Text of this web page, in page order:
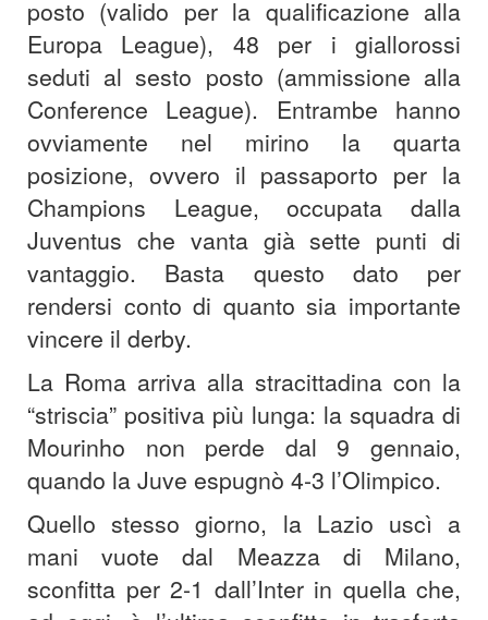
posto (valido per la qualificazione alla
Europa League), 48 per i giallorossi
seduti al sesto posto (ammissione alla
Conference League). Entrambe hanno
ovviamente nel mirino la quarta
posizione, ovvero il passaporto per la
Champions League, occupata dalla
Juventus che vanta già sette punti di
vantaggio. Basta questo dato per
rendersi conto di quanto sia importante
vincere il derby.
La Roma arriva alla stracittadina con la
“striscia” positiva più lunga: la squadra di
Mourinho non perde dal 9 gennaio,
quando la Juve espugnò 4-3 l’Olimpico.
Quello stesso giorno, la Lazio uscì a
mani vuote dal Meazza di Milano,
sconfitta per 2-1 dall’Inter in quella che,